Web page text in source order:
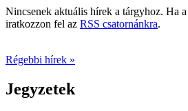
Nincsenek aktuális hírek a tárgyhoz. Ha
iratkozzon fel az RSS csatornánkra.
Régebbi hírek »
Jegyzetek